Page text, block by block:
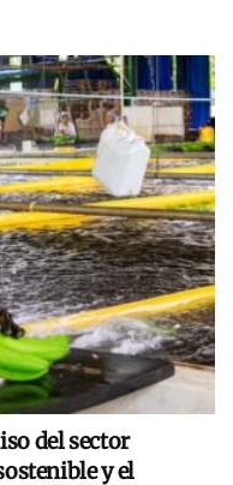
del sector
y el